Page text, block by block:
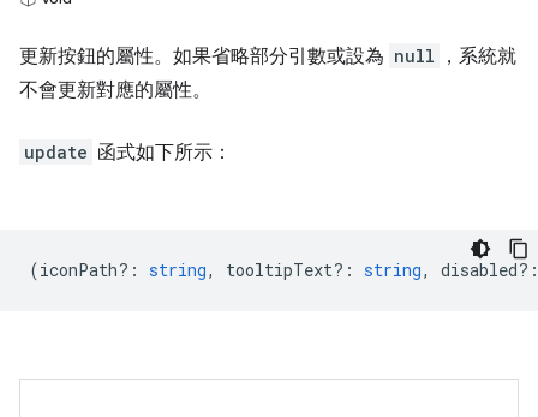
更新按鈕的屬性。如果省略部分引數或設為 null
，系統就
不會更新對應的屬性。
update 函式如下所示：
(iconPath? : string, tooltipText? : string, disabled? :